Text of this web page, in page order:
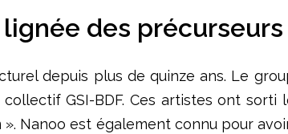
des précurseurs
depuis plus de quinze ans. Le
GSI-BDF. Ces artistes ont
Nanoo est également connu pour